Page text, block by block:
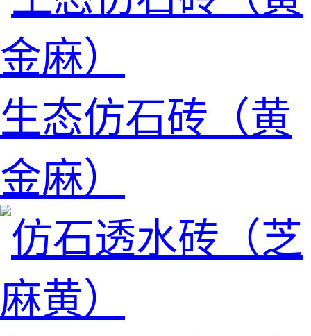
生态仿石砖（黄
金麻）